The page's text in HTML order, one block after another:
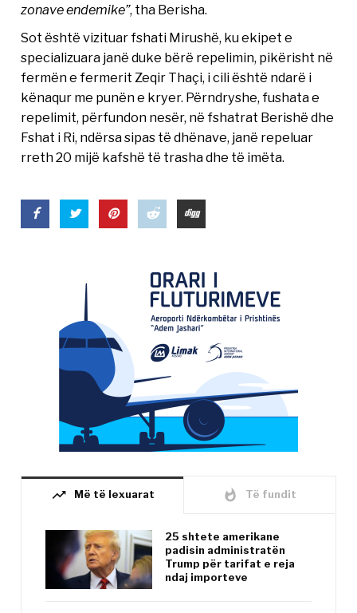
zonave endemike”, tha Berisha.
Sot është vizituar fshati Mirushë, ku ekipet e
specializuara janë duke bërë repelimin, pikërisht në
fermën e fermerit Zeqir Thaçi, i cili është ndarë i
kënaqur me punën e kryer. Përndryshe, fushata e
repelimit, përfundon nesër, në fshatrat Berishë dhe
Fshat i Ri, ndërsa sipas të dhënave, janë repeluar
rreth 20 mijë kafshë të trasha dhe të imëta.
trending_up Më të lexuarat whatshot Të fundit
25 shtete amerikane
padisin administratën
Trump për tarifat e reja
ndaj importeve